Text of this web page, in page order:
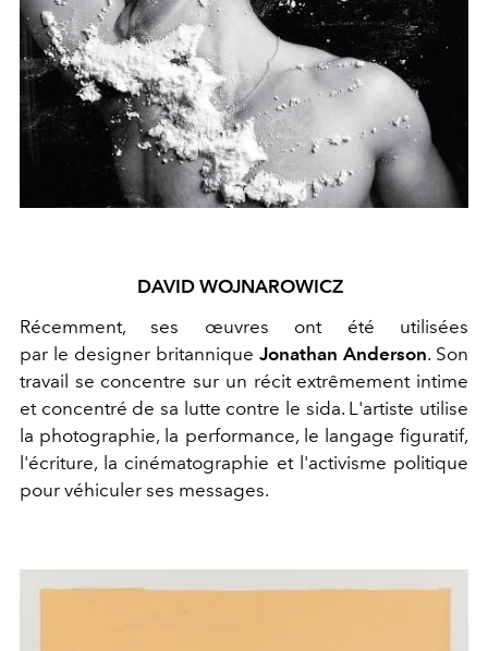
DAVID WOJNAROWICZ
Récemment, ses œuvres ont été utilisées
par le designer britannique Jonathan Anderson. Son
travail se concentre sur un récit extrêmement intime
et concentré de sa lutte contre le sida. L'artiste utilise
la photographie, la performance, le langage figuratif,
l'écriture, la cinématographie et l'activisme politique
pour véhiculer ses messages.